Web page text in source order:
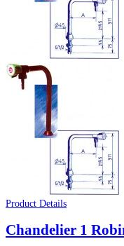
Product Details
Chandelier 1